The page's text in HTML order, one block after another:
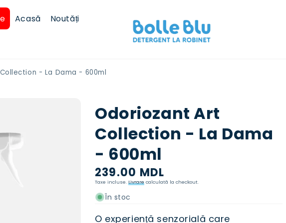
Acasă
Noutăți
- La Dama - 600ml
Odoriozant Art
Collection - La Dama
- 600ml
Preț
normal
239.00 MDL
Taxe incluse.Livrare calculată la checkout.
În stoc
O experiență senzorială care